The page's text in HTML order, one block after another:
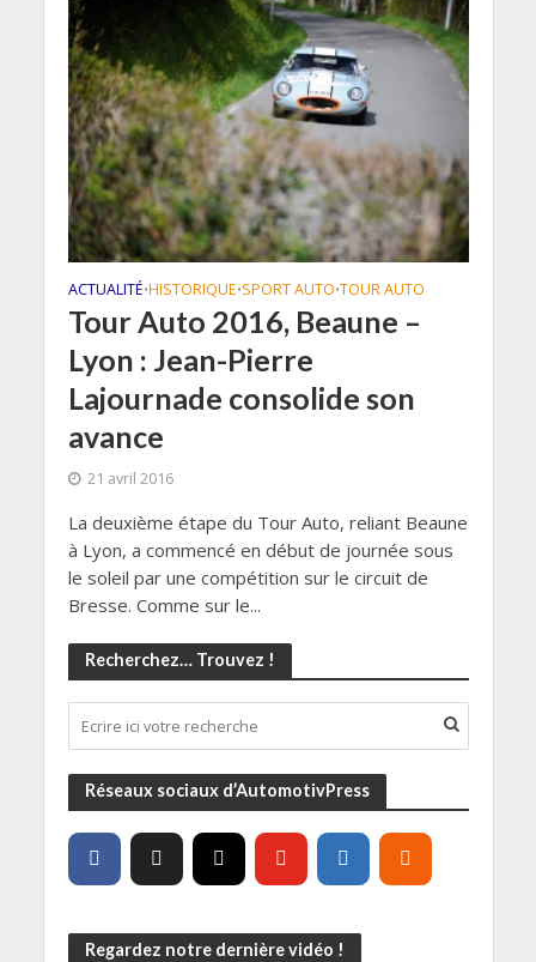
ACTUALITÉ•HISTORIQUE•SPORT AUTO•TOUR AUTO
Tour Auto 2016, Beaune –
Lyon : Jean-Pierre
Lajournade consolide son
avance
21 avril 2016
La deuxième étape du Tour Auto, reliant Beaune
à Lyon, a commencé en début de journée sous
le soleil par une compétition sur le circuit de
Bresse. Comme sur le...
Recherchez… Trouvez !
Réseaux sociaux d’AutomotivPress
Regardez notre dernière vidéo !